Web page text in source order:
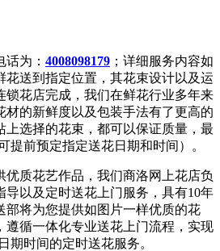
为： 4008098179 ；详细服务内容如
花送到指定位置，其花束设计以及运
锁花店完成，我们在鲜花行业多年来
材的新鲜度以及包装手法有了更高的
上选择的花束，都可以保证质量，最
提前预定指定送花日期和时间）。
优质花艺作品，我们商洛网上花店负
导以及定时送花上门服务 ，具有10年
部将为您提供如图片一样优质的花
遵循一体化专业送花上门流程，实现
期时间的定时送花服务。